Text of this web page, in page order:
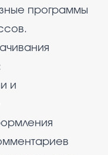
программы
и